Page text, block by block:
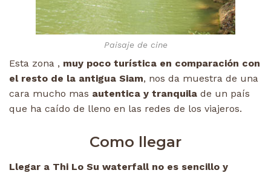
Paisaje de cine
Esta zona , muy poco turística en comparación con
el resto de la antigua Siam, nos da muestra de una
cara mucho mas autentica y tranquila de un país
que ha caído de lleno en las redes de los viajeros.
Como llegar
Llegar a Thi Lo Su waterfall no es sencillo y